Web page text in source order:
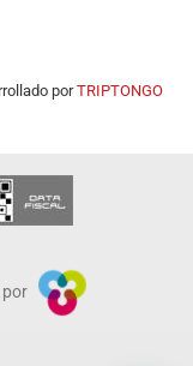
porTRIPTONGO
por